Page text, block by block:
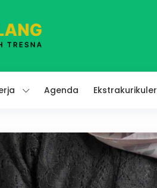
Agenda Ekstrakurikuler